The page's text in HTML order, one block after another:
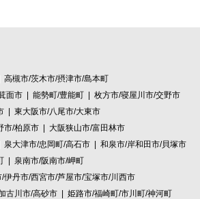
高槻市/茨木市/摂津市/島本町
面市
能勢町/豊能町
枚方市/寝屋川市/交野市
東大阪市/八尾市/大東市
市/柏原市
大阪狭山市/富田林市
泉大津市/忠岡町/高石市
和泉市/岸和田市/貝塚市
泉南市/阪南市/岬町
/伊丹市/西宮市/芦屋市/宝塚市/川西市
古川市/高砂市
姫路市/福崎町/市川町/神河町